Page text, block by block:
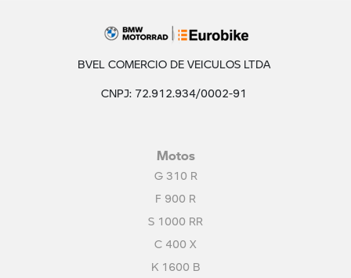
BVEL COMERCIO DE VEICULOS LTDA
CNPJ: 72.912.934/0002-91
Motos
G 310 R
F 900 R
S 1000 RR
C 400 X
K 1600 B